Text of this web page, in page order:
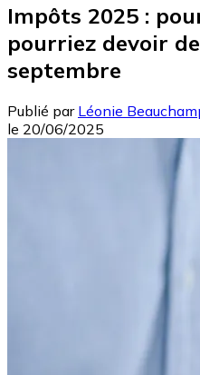
Impôts 2025 :
pourriez devoir
septembre
Publié par Léonie
le 20/06/2025